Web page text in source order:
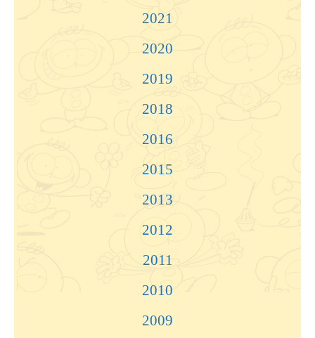
2021
2020
2019
2018
2016
2015
2013
2012
2011
2010
2009